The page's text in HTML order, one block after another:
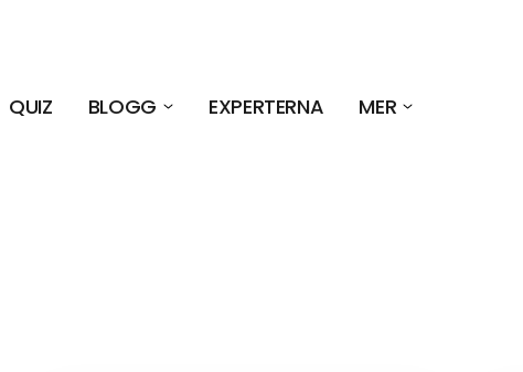
QUIZ BLOGG EXPERTERNA MER